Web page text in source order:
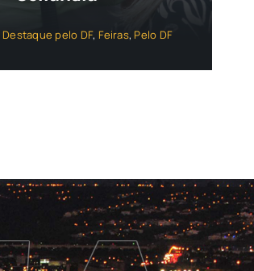
Destaque pelo DF, Feiras, Pelo DF